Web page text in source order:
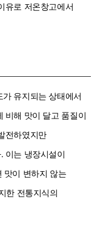
유로 저온창고에서
유지되는 상태에서
비해 맛이 달고 품질이
전하였지만
이는 냉장시설이
맛이 변하지 않는
한 전통지식의